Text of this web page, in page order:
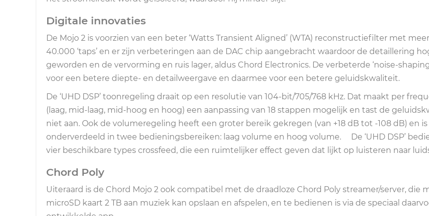
Digitale innovaties
De Mojo 2 is voorzien van een beter ‘Watts Transient Aligned’ (WTA) reconstructiefilter met
40.000 ‘taps’ en er zijn verbeteringen aan de DAC chip aangebracht waardoor de detaillering
geworden en de vervorming en ruis lager, aldus Chord Electronics. De verbeterde ‘noise-
voor een betere diepte- en detailweergave en daarmee voor een betere geluidskwaliteit.
De ‘UHD DSP’ toonregeling draait op een resolutie van 104-bit/705/768 kHz. Dat maakt per
(laag, mid-laag, mid-hoog en hoog) een aanpassing van 18 stappen mogelijk en tast de
niet aan. Ook de volumeregeling heeft een groter bereik gekregen (van +18 dB tot -108 dB) en is
onderverdeeld in twee bedieningsbereiken: laag volume en hoog volume. De ‘UHD DSP’
vier beschikbare types crossfeed, die een ruimtelijker effect geven dat lijkt op luisteren naar
Chord Poly
Uiteraard is de Chord Mojo 2 ook compatibel met de draadloze Chord Poly streamer/server, die
microSD kaart 2 TB aan muziek kan opslaan en afspelen, en te bedienen is via de speciaal